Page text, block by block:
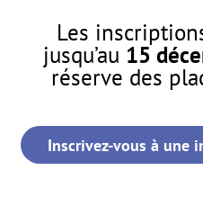
Les
jusqu’au 15
réserve des
Inscrivez-vous à une